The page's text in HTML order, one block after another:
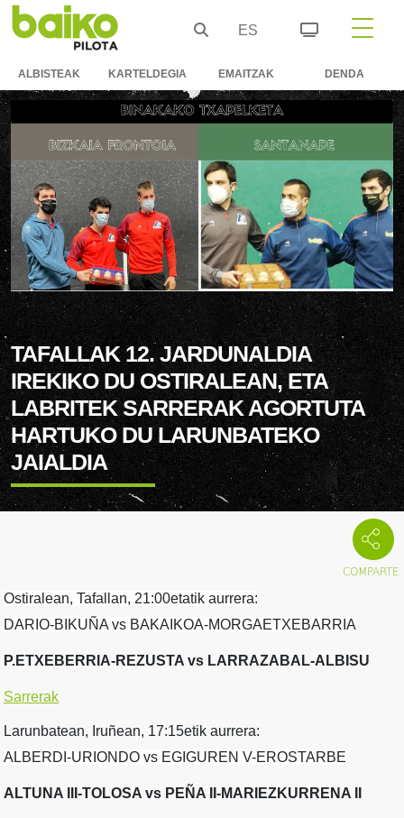
ES
ALBISTEAK KARTELDEGIA EMAITZAK DENDA
TAFALLAK 12. JARDUNALDIA
IREKIKO DU OSTIRALEAN, ETA
LABRITEK SARRERAK AGORTUTA
HARTUKO DU LARUNBATEKO
JAIALDIA
Ostiralean, Tafallan, 21:00etatik aurrera:
DARIO-BIKUÑA vs BAKAIKOA-MORGAETXEBARRIA
P.ETXEBERRIA-REZUSTA vs LARRAZABAL-ALBISU
Sarrerak
Larunbatean, Iruñean, 17:15etik aurrera:
ALBERDI-URIONDO vs EGIGUREN V-EROSTARBE
ALTUNA III-TOLOSA vs PEÑA II-MARIEZKURRENA II